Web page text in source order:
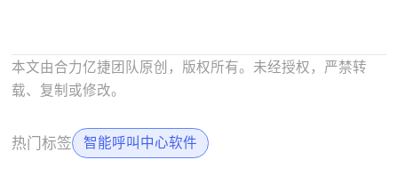
本文由合力亿捷团队原创，版权所有。未经授权，严禁转
载、复制或修改。
热门标签 智能呼叫中心软件